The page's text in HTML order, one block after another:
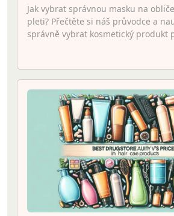
Jak vybrat správnou masku na
pleti? Přečtěte si náš průvodce a
správně vybrat kosmetický produkt